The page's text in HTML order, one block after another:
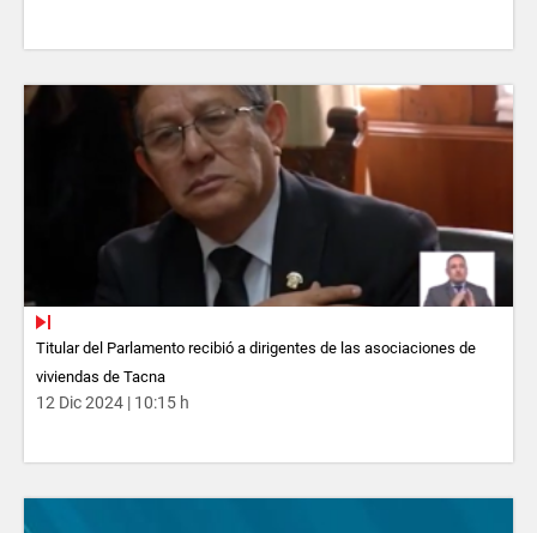
Titular del Parlamento recibió a dirigentes de las asociaciones de
viviendas de Tacna
12 Dic 2024 | 10:15 h